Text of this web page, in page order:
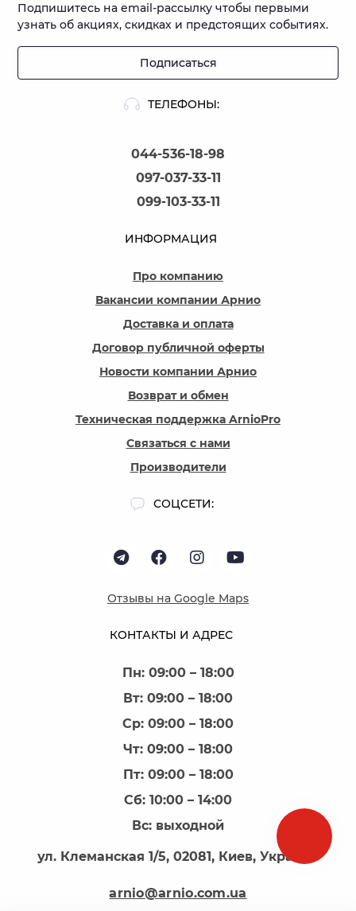
ТЕЛЕФОНЫ:
044-536-18-98
097-037-33-11
099-103-33-11
Подпишитесь на email-рассылку чтобы первыми
узнать об акциях, скидках и предстоящих событиях.
Подписаться
КОНТАКТЫ И АДРЕС
Пн: 09:00 – 18:00
Вт: 09:00 – 18:00
Ср: 09:00 – 18:00
Чт: 09:00 – 18:00
Пт: 09:00 – 18:00
Сб: 10:00 – 14:00
Вс: выходной
ул. Клеманская 1/5, 02081, Киев, Украина
arnio@arnio.com.ua
ИНФОРМАЦИЯ
Про компанию
Вакансии компании Арнио
Доставка и оплата
Договор публичной оферты
Новости компании Арнио
Возврат и обмен
Техническая поддержка ArnioPro
Связаться с нами
Производители
СОЦСЕТИ:
Отзывы на Google Maps